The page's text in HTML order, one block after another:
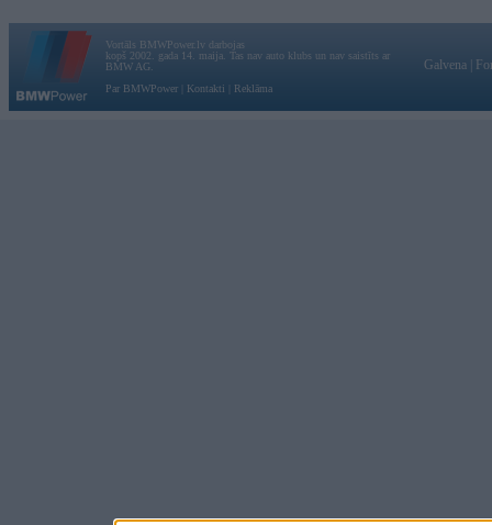
Vortāls BMWPower.lv darbojas
kopš 2002. gada 14. maija. Tas nav auto klubs un nav saistīts ar
BMW AG.
Par BMWPower
Kontakti Reklāma
Galvena